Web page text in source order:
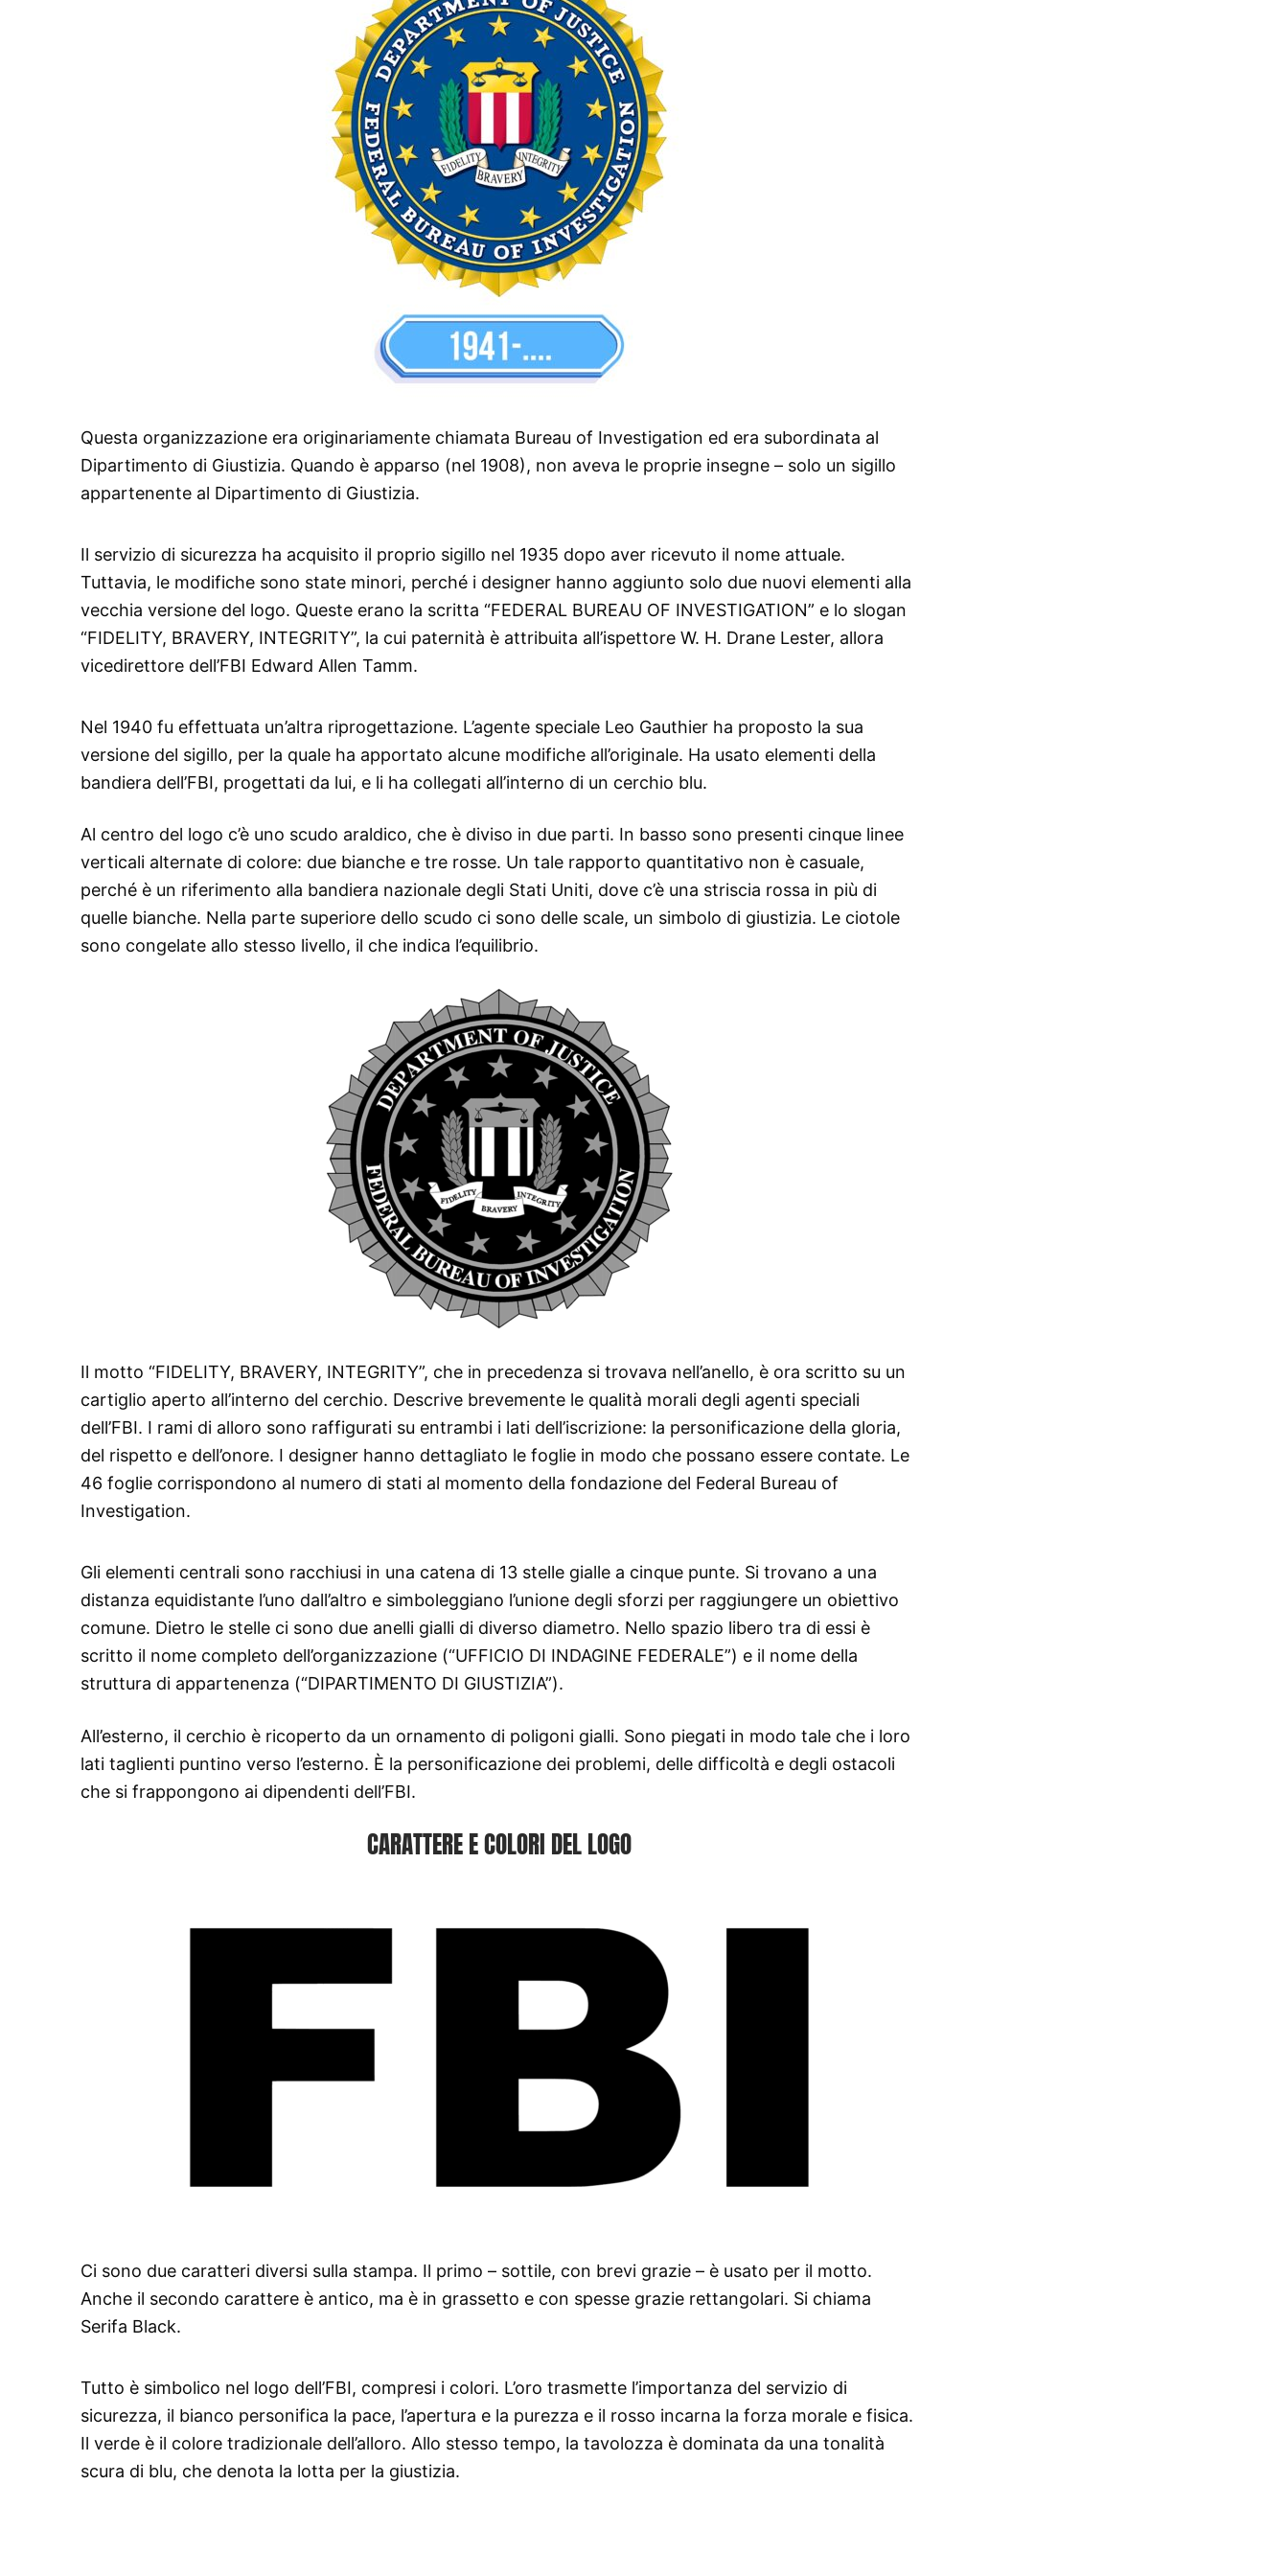
Questa organizzazione era originariamente chiamata Bureau of Investigation ed era subordinata al
Dipartimento di Giustizia. Quando è apparso (nel 1908), non aveva le proprie insegne – solo un sigillo
appartenente al Dipartimento di Giustizia.
Il servizio di sicurezza ha acquisito il proprio sigillo nel 1935 dopo aver ricevuto il nome attuale.
Tuttavia, le modifiche sono state minori, perché i designer hanno aggiunto solo due nuovi elementi alla
vecchia versione del logo. Queste erano la scritta “FEDERAL BUREAU OF INVESTIGATION” e lo slogan
“FIDELITY, BRAVERY, INTEGRITY”, la cui paternità è attribuita all’ispettore W. H. Drane Lester, allora
vicedirettore dell’FBI Edward Allen Tamm.
Nel 1940 fu effettuata un’altra riprogettazione. L’agente speciale Leo Gauthier ha proposto la sua
versione del sigillo, per la quale ha apportato alcune modifiche all’originale. Ha usato elementi della
bandiera dell’FBI, progettati da lui, e li ha collegati all’interno di un cerchio blu.
Al centro del logo c’è uno scudo araldico, che è diviso in due parti. In basso sono presenti cinque linee
verticali alternate di colore: due bianche e tre rosse. Un tale rapporto quantitativo non è casuale,
perché è un riferimento alla bandiera nazionale degli Stati Uniti, dove c’è una striscia rossa in più di
quelle bianche. Nella parte superiore dello scudo ci sono delle scale, un simbolo di giustizia. Le ciotole
sono congelate allo stesso livello, il che indica l’equilibrio.
Il motto “FIDELITY, BRAVERY, INTEGRITY”, che in precedenza si trovava nell’anello, è ora scritto su un
cartiglio aperto all’interno del cerchio. Descrive brevemente le qualità morali degli agenti speciali
dell’FBI. I rami di alloro sono raffigurati su entrambi i lati dell’iscrizione: la personificazione della gloria,
del rispetto e dell’onore. I designer hanno dettagliato le foglie in modo che possano essere contate. Le
46 foglie corrispondono al numero di stati al momento della fondazione del Federal Bureau of
Investigation.
Gli elementi centrali sono racchiusi in una catena di 13 stelle gialle a cinque punte. Si trovano a una
distanza equidistante l’uno dall’altro e simboleggiano l’unione degli sforzi per raggiungere un obiettivo
comune. Dietro le stelle ci sono due anelli gialli di diverso diametro. Nello spazio libero tra di essi è
scritto il nome completo dell’organizzazione (“UFFICIO DI INDAGINE FEDERALE”) e il nome della
struttura di appartenenza (“DIPARTIMENTO DI GIUSTIZIA”).
All’esterno, il cerchio è ricoperto da un ornamento di poligoni gialli. Sono piegati in modo tale che i loro
lati taglienti puntino verso l’esterno. È la personificazione dei problemi, delle difficoltà e degli ostacoli
che si frappongono ai dipendenti dell’FBI.
CARATTERE E COLORI DEL LOGO
Ci sono due caratteri diversi sulla stampa. Il primo – sottile, con brevi grazie – è usato per il motto.
Anche il secondo carattere è antico, ma è in grassetto e con spesse grazie rettangolari. Si chiama
Serifa Black.
Tutto è simbolico nel logo dell’FBI, compresi i colori. L’oro trasmette l’importanza del servizio di
sicurezza, il bianco personifica la pace, l’apertura e la purezza e il rosso incarna la forza morale e fisica.
Il verde è il colore tradizionale dell’alloro. Allo stesso tempo, la tavolozza è dominata da una tonalità
scura di blu, che denota la lotta per la giustizia.